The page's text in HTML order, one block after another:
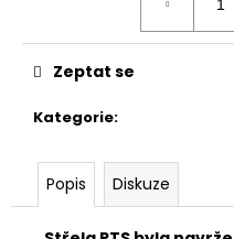
Kategorie:
Zeptat se
Popis Diskuze
D
o